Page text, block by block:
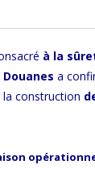
à la
a
la construction